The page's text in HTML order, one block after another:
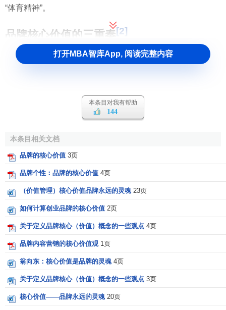
“体育精神”。
品牌核心价值的三重奏[2]
然而如何确定品牌核心价值呢？由于可选择的
主题
的实践中，我们常常把品牌核心价值分
系）和象征性价值（
每一个成功的价值主题都都可以使得品牌脱颖而出，每一次
品牌的成长都是价值主题的进一步综合，
这三层价值主题。
这三层品牌价值主题犹如多重奏的音乐，即使在嘈杂的
一重奏：理性价值（品牌利益）
理性的品牌核心价值着眼于功能性利益或者相关的
属性，如功效、性能、
当常见，是绝大多数品牌在
打开MBA智库App, 阅读完整内容
本条目对我有帮助
144
本条目相关文档
品牌的核心价值 3页
品牌个性：品牌的核心价值 4页
（价值管理）核心价值品牌永远的灵魂 23页
如何计算创业品牌的核心价值 2页
关于定义品牌核心（价值）概念的一些观点 4页
品牌内容营销的核心价值观 1页
翁向东：核心价值是品牌的灵魂 4页
关于定义品牌核心（价值）概念的一些观点 3页
核心价值——品牌永远的灵魂 20页